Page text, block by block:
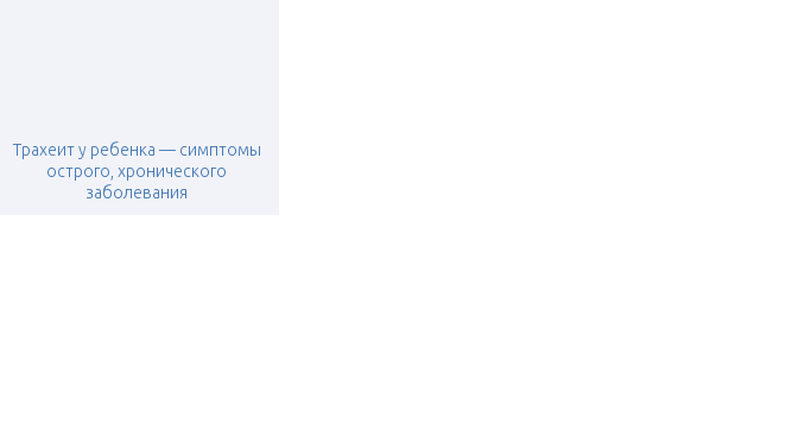
Трахеит у ребенка — симптомы
острого, хронического
заболевания